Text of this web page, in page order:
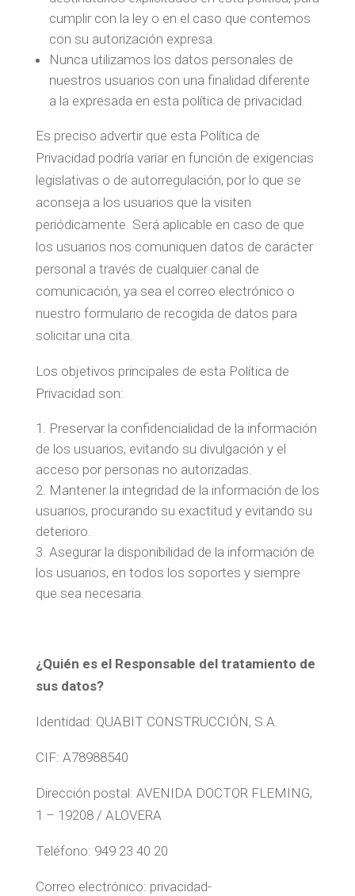
cumplir con la ley o en el caso que contemos
con su autorización expresa.
Nunca utilizamos los datos personales de
nuestros usuarios con una finalidad diferente
a la expresada en esta política de privacidad.
Es preciso advertir que esta Política de
Privacidad podría variar en función de exigencias
legislativas o de autorregulación, por lo que se
aconseja a los usuarios que la visiten
periódicamente. Será aplicable en caso de que
los usuarios nos comuniquen datos de carácter
personal a través de cualquier canal de
comunicación, ya sea el correo electrónico o
nuestro formulario de recogida de datos para
solicitar una cita.
Los objetivos principales de esta Política de
Privacidad son:
Preservar la confidencialidad de la información
de los usuarios, evitando su divulgación y el
acceso por personas no autorizadas.
Mantener la integridad de la información de los
usuarios, procurando su exactitud y evitando su
deterioro.
Asegurar la disponibilidad de la información de
los usuarios, en todos los soportes y siempre
que sea necesaria.
¿Quién es el Responsable del tratamiento de
sus datos?
Identidad: QUABIT CONSTRUCCIÓN, S.A.
CIF: A78988540
Dirección postal: AVENIDA DOCTOR FLEMING,
1 – 19208 / ALOVERA
Teléfono: 949 23 40 20
Correo electrónico: privacidad-